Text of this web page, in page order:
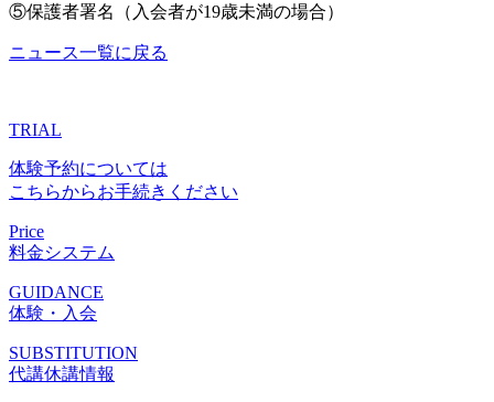
⑤保護者署名（入会者が19歳未満の場合）
ニュース一覧に戻る
TRIAL
体験予約については
こちらからお手続きください
Price
料金システム
GUIDANCE
体験・入会
SUBSTITUTION
代講休講情報